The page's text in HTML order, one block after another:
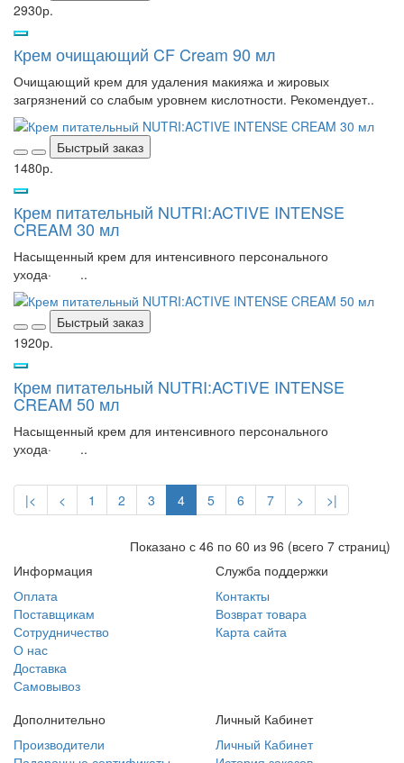
2930р.
Крем очищающий CF Cream 90 мл
Очищающий крем для удаления макияжа и жировых
загрязнений со слабым уровнем кислотности. Рекомендует..
Быстрый заказ
1480р.
Крем питательный NUTRI:ACTIVE INTENSE
CREAM 30 мл
Насыщенный крем для интенсивного персонального
ухода· ..
Быстрый заказ
1920р.
Крем питательный NUTRI:ACTIVE INTENSE
CREAM 50 мл
Насыщенный крем для интенсивного персонального
ухода· ..
|< < 1 2 3 4 5 6 7 > >|
Показано с 46 по 60 из 96 (всего 7 страниц)
Информация
Оплата
Поставщикам
Сотрудничество
О нас
Доставка
Самовывоз
Служба поддержки
Контакты
Возврат товара
Карта сайта
Дополнительно
Производители
Личный Кабинет
Личный Кабинет